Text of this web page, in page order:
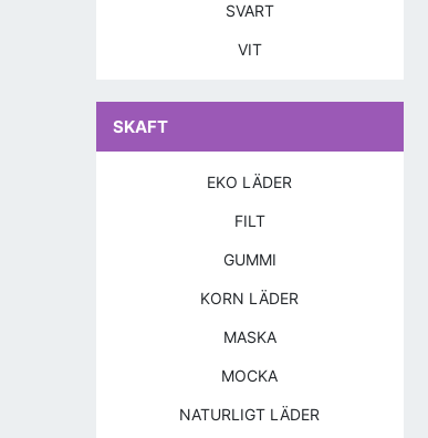
SVART
VIT
SKAFT
EKO LÄDER
FILT
GUMMI
KORN LÄDER
MASKA
MOCKA
NATURLIGT LÄDER